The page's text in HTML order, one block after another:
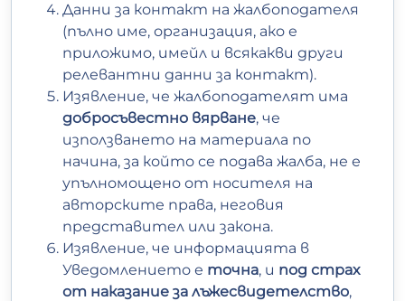
Данни за контакт на жалбоподателя
(пълно име, организация, ако е
приложимо, имейл и всякакви други
релевантни данни за контакт).
Изявление, че жалбоподателят има
добросъвестно вярване, че
използването на материала по
начина, за който се подава жалба, не е
упълномощено от носителя на
авторските права, неговия
представител или закона.
Изявление, че информацията в
Уведомлението е точна, и под страх
от наказание за лъжесвидетелство,